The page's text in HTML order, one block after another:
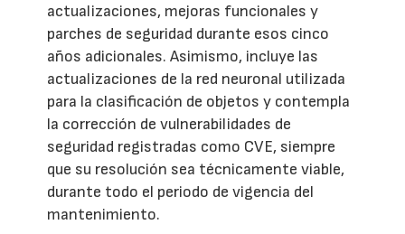
actualizaciones, mejoras funcionales y
parches de seguridad durante esos cinco
años adicionales. Asimismo, incluye las
actualizaciones de la red neuronal utilizada
para la clasificación de objetos y contempla
la corrección de vulnerabilidades de
seguridad registradas como CVE, siempre
que su resolución sea técnicamente viable,
durante todo el periodo de vigencia del
mantenimiento.